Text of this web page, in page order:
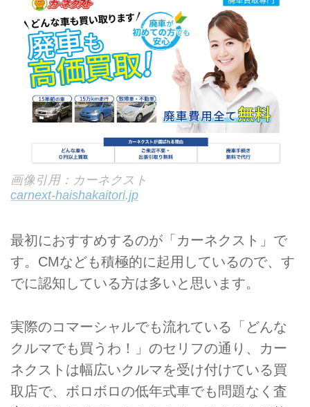
画像引用：カーネクスト
carnext-haishakaitori.jp
最初におすすめするのが「カーネクスト」で
す。CMなども積極的に起用しているので、す
でに認知している方は多いと思います。
実際のコマーシャルでも流れている「どんな
クルマでも買うわ！」のセリフの通り、カー
ネクストは幅広いクルマを受け付けている買
取店で、ボロボロの低年式車でも問題なく査